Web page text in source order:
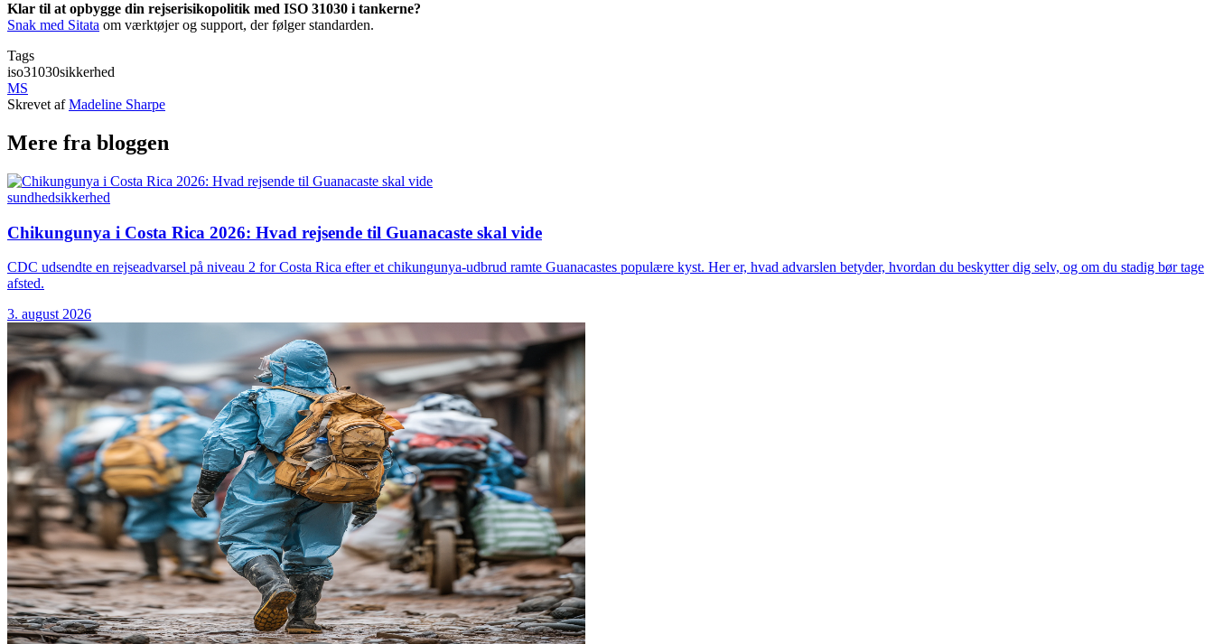
Klar til at opbygge din rejserisikopolitik med ISO 31030 i tankerne?
Snak med Sitata om værktøjer og support, der følger standarden.
Tags
iso31030sikkerhed
MS
Skrevet af Madeline Sharpe
Mere fra bloggen
sundhedsikkerhed
Chikungunya i Costa Rica 2026: Hvad rejsende til Guanacaste skal vide
CDC udsendte en rejseadvarsel på niveau 2 for Costa Rica efter et chikungunya-udbrud ramte Guanacastes populære kyst. Her er, hvad advarslen betyder, hvordan du beskytter dig selv, og om du stadig bør tage
afsted.
3. august 2026